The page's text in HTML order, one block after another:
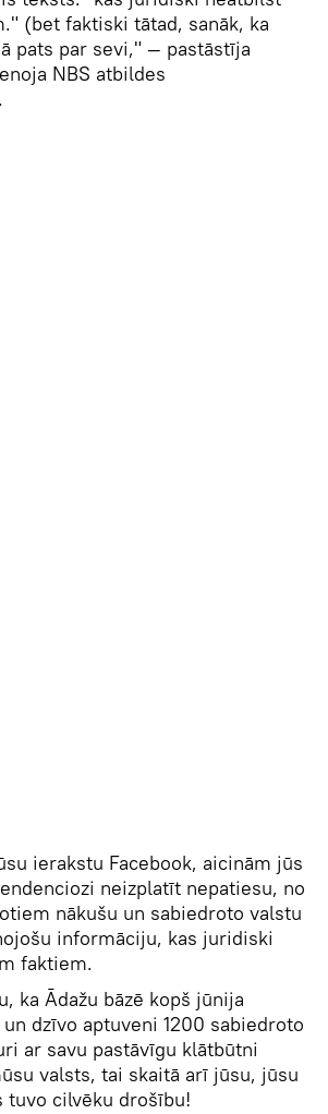
(bet faktiski tātad, sanāk, ka
pats par sevi," — pastāstīja
NBS atbildes
ierakstu Facebook, aicinām jūs
neizplatīt nepatiesu, no
nākušu un sabiedroto valstu
informāciju, kas juridiski
faktiem.
ka Ādažu bāzē kopš jūnija
dzīvo aptuveni 1200 sabiedroto
ar savu pastāvīgu klātbūtni
valsts, tai skaitā arī jūsu, jūsu
tuvo cilvēku drošību!